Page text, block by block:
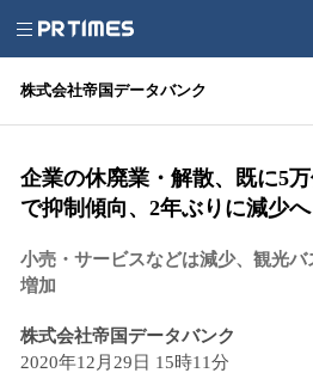
株式会社帝国データバンク
企業の休廃業・解散、既に5
で抑制傾向、2年ぶりに減少へ
小売・サービスなどは減少、観光
増加
株式会社帝国データバンク
2020年12月29日 15時11分